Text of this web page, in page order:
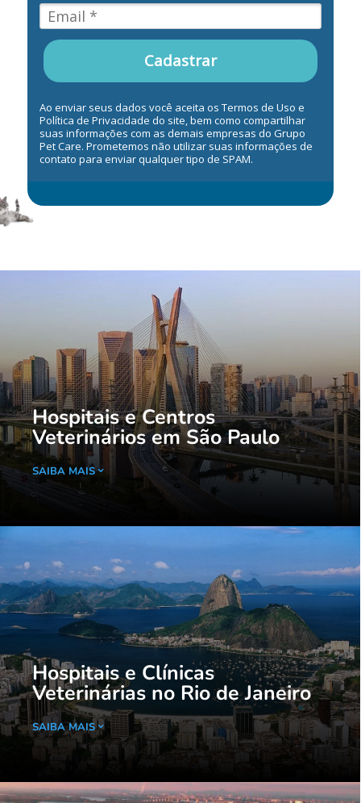
Cadastrar
Ao enviar seus dados você aceita os Termos de Uso e
Política de Privacidade do site, bem como compartilhar
suas informações com as demais empresas do Grupo
Pet Care. Prometemos não utilizar suas informações de
contato para enviar qualquer tipo de SPAM.
Hospitais e Centros
Veterinários em São Paulo
SAIBA MAIS
Hospitais e Clínicas
Veterinárias no Rio de Janeiro
SAIBA MAIS